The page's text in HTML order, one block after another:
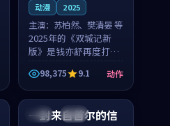
动漫 2025
主演： 苏柏然、樊清晏 等
2025年的《双城记新
版》是钱亦舒再度打磨
的动作佳作。中国大陆
的取景与沙漠探险的氛
围相互成就，苏柏然与
樊清晏的对手戏自然克
制，让整部影片在悬念
98,375 9.1 动作
韩国 热播
一封来自首尔的信